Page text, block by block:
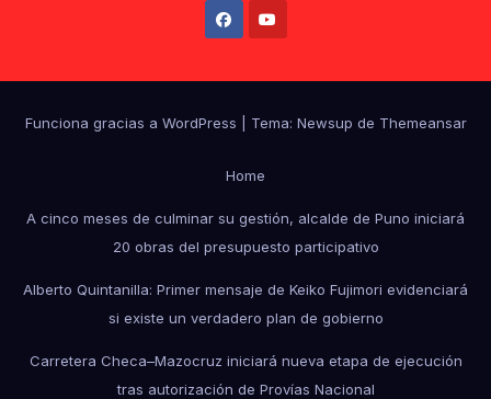
Funciona gracias a WordPress Tema: Newsup de Themeansar
Home
A cinco meses de culminar su gestión, alcalde de Puno iniciará
20 obras del presupuesto participativo
Alberto Quintanilla: Primer mensaje de Keiko Fujimori evidenciará
si existe un verdadero plan de gobierno
Carretera Checa–Mazocruz iniciará nueva etapa de ejecución
tras autorización de Provías Nacional